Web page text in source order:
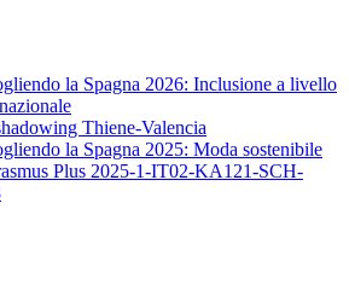
la Spagna 2026: Inclusione a livello
Thiene-Valencia
la Spagna 2025: Moda sostenibile
Plus 2025-1-IT02-KA121-SCH-